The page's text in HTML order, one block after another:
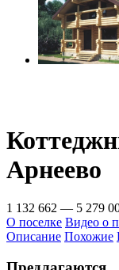
Арнеево
1 132 662 — 5 279
О поселке Видео о
Описание Похожие